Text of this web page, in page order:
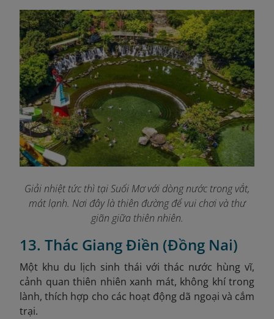
Giải nhiệt tức thì tại Suối Mơ với dòng nước trong vắt,
mát lạnh. Nơi đây là thiên đường để vui chơi và thư
giãn giữa thiên nhiên.
13. Thác Giang Điền (Đồng Nai)
Một khu du lịch sinh thái với thác nước hùng vĩ,
cảnh quan thiên nhiên xanh mát, không khí trong
lành, thích hợp cho các hoạt động dã ngoại và cắm
trại.